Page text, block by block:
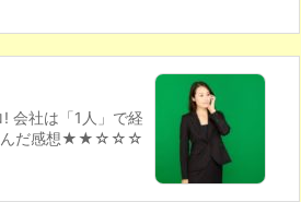
会社は「1人」で経
んだ感想★★☆☆☆